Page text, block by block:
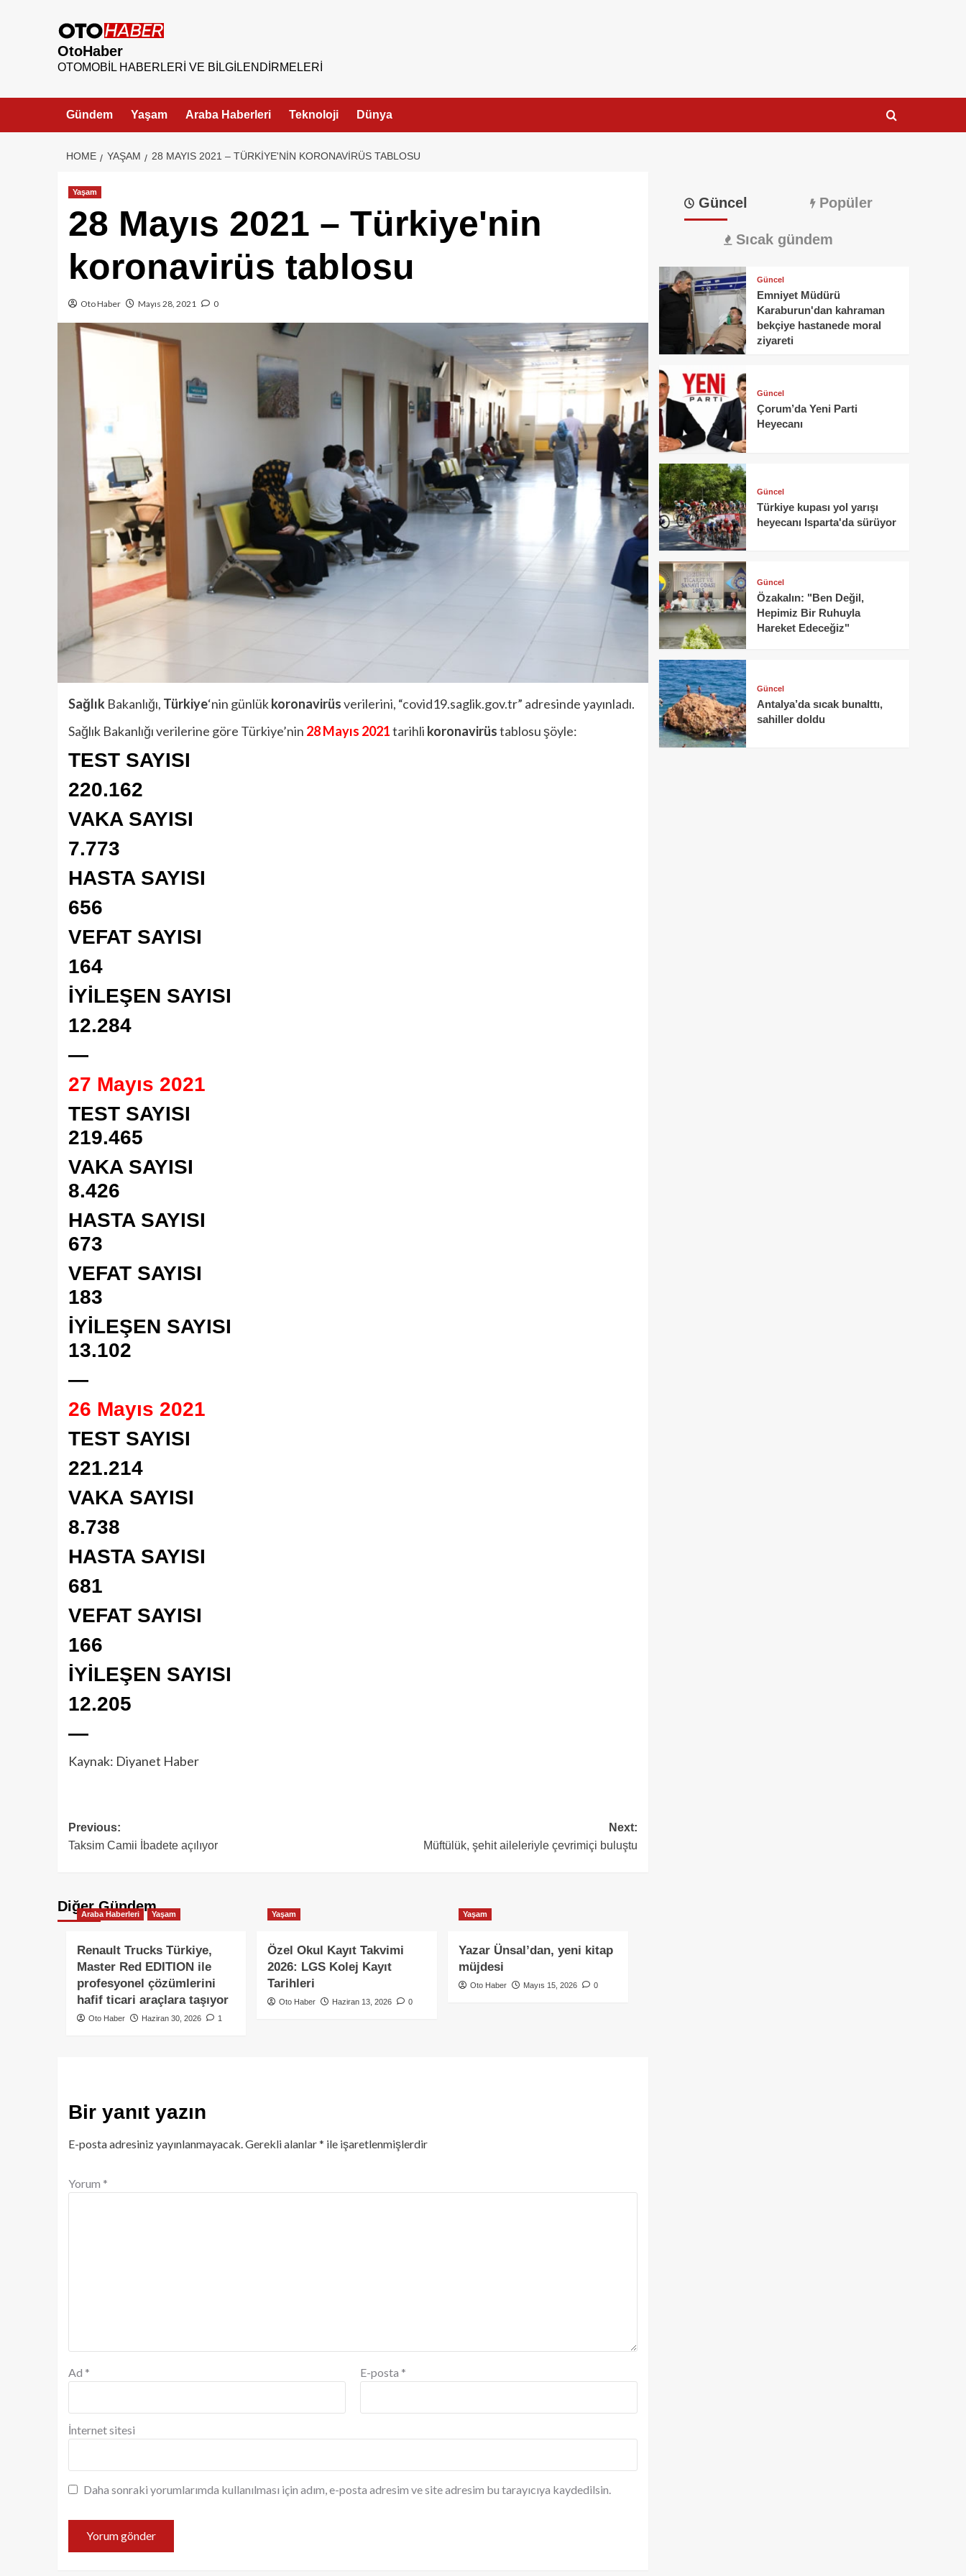
OtoHaber
OTOMOBIL HABERLERI VE BILGILENDIRMELERI
Gündem Yaşam Araba Haberleri Teknoloji Dünya
HOME YAŞAM 28 MAYIS 2021 – TÜRKIYE'NIN KORONAVIRÜS TABLOSU
Yaşam
28 Mayıs 2021 – Türkiye'nin
koronavirüs tablosu
Oto Haber Mayıs 28, 2021 0
SağlıkBakanlığı, Türkiye‘nin günlükkoronavirüsverilerini, “covid19.saglik.gov.tr” adresinde yayınladı.
Sağlık Bakanlığı verilerine göre Türkiye’nin 28 Mayıs 2021tarihli koronavirüstablosu şöyle:
TEST SAYISI
220.162
VAKA SAYISI
7.773
HASTA SAYISI
656
VEFAT SAYISI
164
İYİLEŞEN SAYISI
12.284
—
27 Mayıs 2021
TEST SAYISI
219.465
VAKA SAYISI
8.426
HASTA SAYISI
673
VEFAT SAYISI
183
İYİLEŞEN SAYISI
13.102
—
26 Mayıs 2021
TEST SAYISI
221.214
VAKA SAYISI
8.738
HASTA SAYISI
681
VEFAT SAYISI
166
İYİLEŞEN SAYISI
12.205
—
Kaynak: Diyanet Haber
Previous:
Taksim Camii İbadete açılıyor
Next:
Müftülük, şehit aileleriyle çevrimiçi buluştu
Diğer Gündem
Araba Haberleri Yaşam
Renault Trucks Türkiye,
Master Red EDITION ile
profesyonel çözümlerini
hafif ticari araçlara taşıyor
Oto Haber Haziran 30, 2026 1
Yaşam
Özel Okul Kayıt Takvimi
2026: LGS Kolej Kayıt
Tarihleri
Oto Haber Haziran 13, 2026 0
Yaşam
Yazar Ünsal’dan, yeni kitap
müjdesi
Oto Haber Mayıs 15, 2026 0
Bir yanıt yazın
E-posta adresiniz yayınlanmayacak.Gerekli alanlar* ile işaretlenmişlerdir
Yorum *
Ad * E-posta *
İnternet sitesi
Daha sonraki yorumlarımda kullanılması için adım, e-posta adresim ve site adresim bu tarayıcıya kaydedilsin.
Güncel Popüler
Sıcak gündem
Güncel
Emniyet Müdürü
Karaburun'dan kahraman
bekçiye hastanede moral
ziyareti
Güncel
Çorum’da Yeni Parti
Heyecanı
Güncel
Türkiye kupası yol yarışı
heyecanı Isparta'da sürüyor
Güncel
Özakalın: "Ben Değil,
Hepimiz Bir Ruhuyla
Hareket Edeceğiz"
Güncel
Antalya’da sıcak bunalttı,
sahiller doldu